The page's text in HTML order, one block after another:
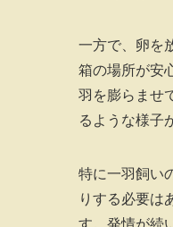
一方で、卵を
箱の場所が安
羽を膨らませ
るような様子
特に一羽飼い
りする必要は
す。発情が続